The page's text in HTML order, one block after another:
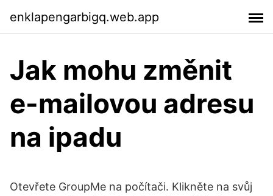
enklapengarbigq.web.app
Jak mohu změnit
e-mailovou adresu
na ipadu
Otevřete GroupMe na počítači. Klikněte na svůj